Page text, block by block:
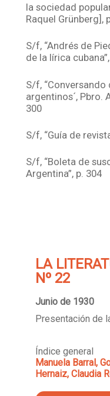
la sociedad
Raquel Grünberg],
S/f, “Andrés de
de la lírica
S/f, “Conversando
argentinos´, Pbro.
300
S/f, “Guía de
S/f, “Boleta de
Argentina”, p. 304
LA
Nº 22
Junio de 1930
Presentación de
Índice general
Manuela Barral,
Hernaiz, Claudia